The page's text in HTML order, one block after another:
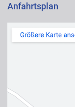
Anfahrtsplan